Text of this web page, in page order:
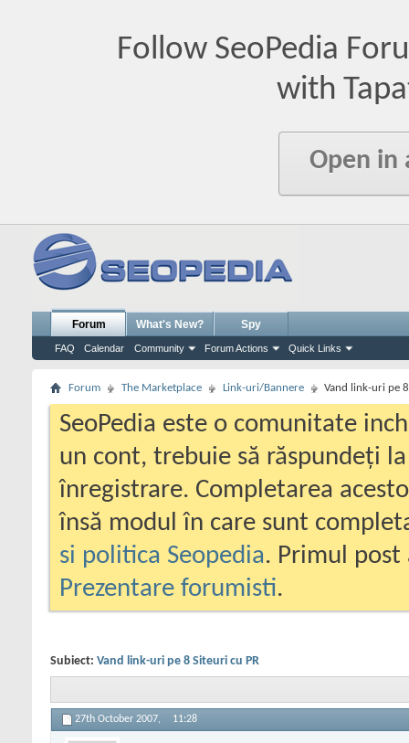
Follow SeoPedia
with
Open in
Forum
FAQ Calendar Community Forum Actions Quick Links
What's New? Spy
Forum The Marketplace Link-uri/Bannere Vand link-uri pe
SeoPedia este o comunitate
un cont, trebuie să răspundeți
înregistrare. Completarea
însă modul în care sunt
si politica Seopedia. Primul
Prezentare forumisti.
Subiect: Vand link-uri pe 8 Siteuri cu PR
27th October 2007, 11:28